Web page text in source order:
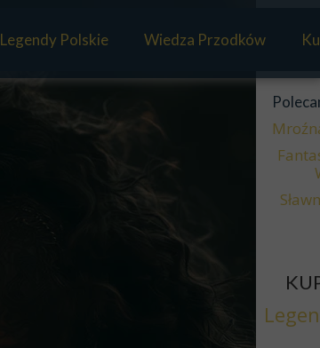
Legendy Polskie
Wiedza Przodków
Mitologia Słowian